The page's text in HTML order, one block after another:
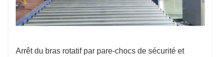
Arrêt du bras rotatif par pare-chocs de sécurité et